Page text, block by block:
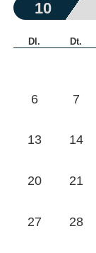
10
Dl. Dt.
6 7
13 14
20 21
27 28